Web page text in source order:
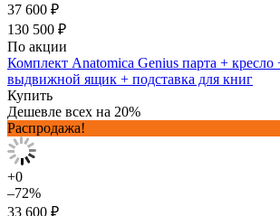
37 600 ₽
130 500 ₽
По акции
Комплект Anatomica Genius парта + кресло
выдвижной ящик + подставка для книг
Купить
Дешевле всех на 20%
Распродажа!
+0
–72%
33 600 ₽